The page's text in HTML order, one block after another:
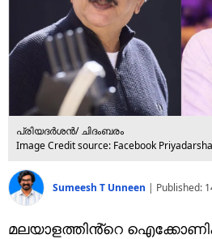
പ്രിയദർശൻ/ ചിദംബരം
Image Credit source: Facebook
Sumeesh T Unneen | Published:
മലയാളത്തിൻ്റെ